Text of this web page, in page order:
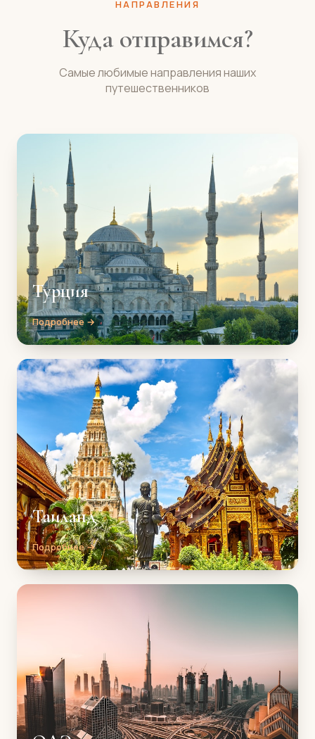
НАПРАВЛЕНИЯ
Куда отправимся?
Самые любимые направления наших
путешественников
Турция
Подробнее →
Таиланд
Подробнее →